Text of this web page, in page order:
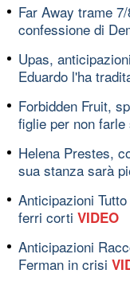
Far Away trame
confessione di
Upas,
Eduardo l'ha
Forbidden Fruit,
figlie per non farle
Helena Prestes,
sua stanza sarà
Anticipazioni
ferri corti VIDEO
Anticipazioni
Ferman in crisi